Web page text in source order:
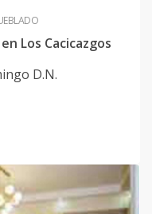
Los Cacicazgos
D.N.